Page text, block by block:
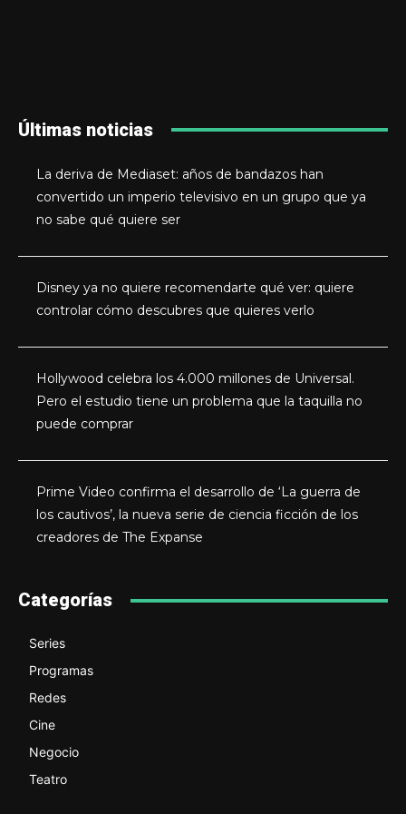
Últimas noticias
La deriva de Mediaset: años de bandazos han
convertido un imperio televisivo en un grupo que ya
no sabe qué quiere ser
Disney ya no quiere recomendarte qué ver: quiere
controlar cómo descubres que quieres verlo
Hollywood celebra los 4.000 millones de Universal.
Pero el estudio tiene un problema que la taquilla no
puede comprar
Prime Video confirma el desarrollo de ‘La guerra de
los cautivos’, la nueva serie de ciencia ficción de los
creadores de The Expanse
Categorías
Series
Programas
Redes
Cine
Negocio
Teatro